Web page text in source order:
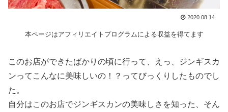
2020.08.14
本ページはアフィリエイトプログラムによる収益を得てます
このお店ができたばかりの頃に行って、えっ、ジンギスカ
ンってこんなに美味しいの！？ってびっくりしたものでし
た。
自分はこのお店でジンギスカンの美味しさを知った、そん